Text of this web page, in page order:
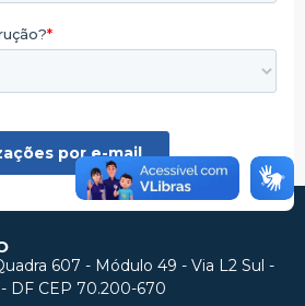
607 - Módulo 49 - Via L2 Sul -
- DF CEP 70.200-670